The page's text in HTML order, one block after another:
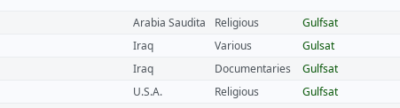
Arabia Saudita Religious Gulfsat
Iraq Various Gulsat
Iraq Documentaries Gulfsat
U.S.A. Religious Gulfsat